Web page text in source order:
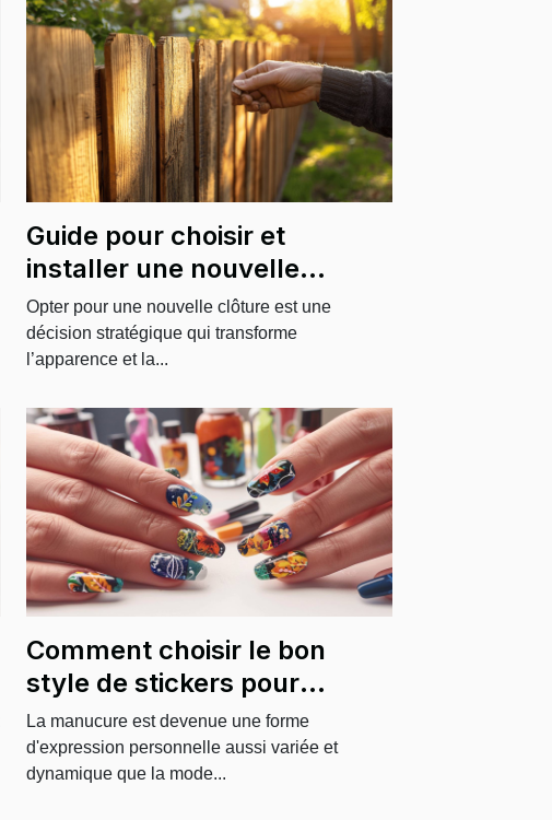
Guide pour choisir et
installer une nouvelle
clôture durable
Opter pour une nouvelle clôture est une
décision stratégique qui transforme
l’apparence et la...
Comment choisir le bon
style de stickers pour
sublimer vos ongles
La manucure est devenue une forme
d'expression personnelle aussi variée et
dynamique que la mode...